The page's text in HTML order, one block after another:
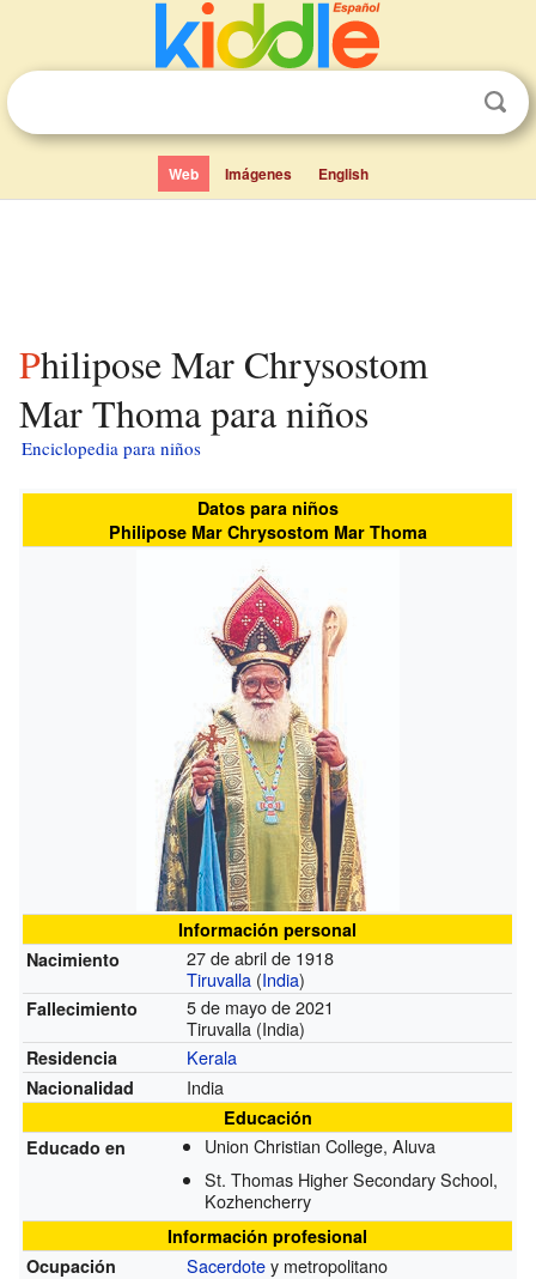
Web Imágenes English
Philipose Mar Chrysostom
Mar Thoma para niños
Enciclopedia para niños
Datos para niños
Philipose Mar Chrysostom Mar Thoma
Información personal
Nacimiento
27 de abril de 1918
Tiruvalla (India)
Fallecimiento
5 de mayo de 2021
Tiruvalla (India)
Residencia Kerala
Nacionalidad India
Educación
Educado en
Union Christian College, Aluva
St. Thomas Higher Secondary School,
Kozhencherry
Información profesional
Ocupación
Sacerdotey metropolitano